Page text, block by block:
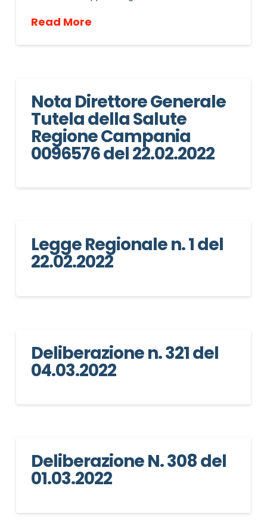
Read More
Nota Direttore Generale
Tutela della Salute
Regione Campania
0096576 del 22.02.2022
Legge Regionale n. 1 del
22.02.2022
Deliberazione n. 321 del
04.03.2022
Deliberazione N. 308 del
01.03.2022